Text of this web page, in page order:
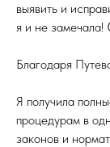
выявить и
я и не замечала!
Благодаря
Я получила
процедурам в
законов и